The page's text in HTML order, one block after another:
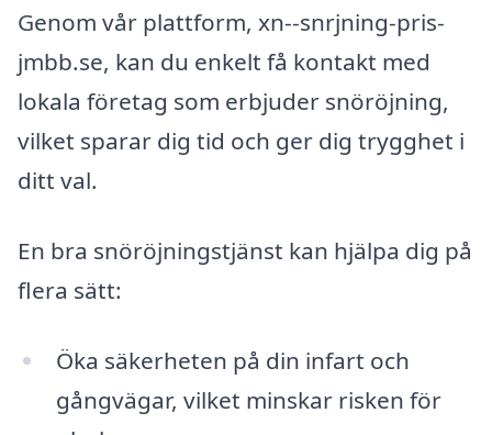
Genom vår plattform, xn--snrjning-pris-
jmbb.se, kan du enkelt få kontakt med
lokala företag som erbjuder snöröjning,
vilket sparar dig tid och ger dig trygghet i
ditt val.
En bra snöröjningstjänst kan hjälpa dig på
flera sätt:
Öka säkerheten på din infart och
gångvägar, vilket minskar risken för